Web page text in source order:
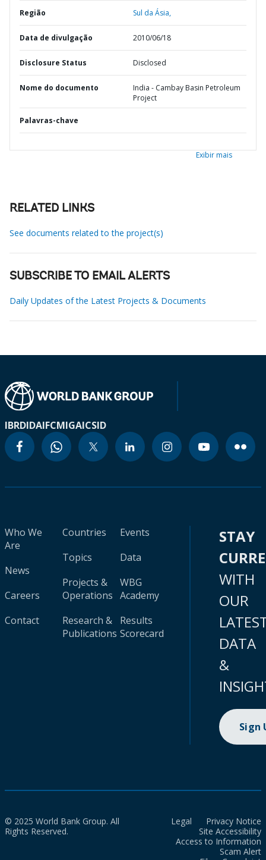
Região Sul da Ásia,
Data de divulgação 2010/06/18
Disclosure Status Disclosed
Nome do documento
India - Cambay Basin Petroleum
Project
Palavras-chave
Exibir mais
RELATED LINKS
See documents related to the project(s)
SUBSCRIBE TO EMAIL ALERTS
Daily Updates of the Latest Projects & Documents
IBRDIDAIFCMIGAICSID
Who We
Are
News
Careers
Contact
Countries
Topics
Projects &
Operations
Research &
Publications
Events
Data
WBG
Academy
Results
Scorecard
STAY
WITH
OUR
DATA
&
Sign
© 2025 World Bank Group. All
Rights Reserved.
Legal
Privacy Notice
Site Accessibility
Access to Information
Scam Alert